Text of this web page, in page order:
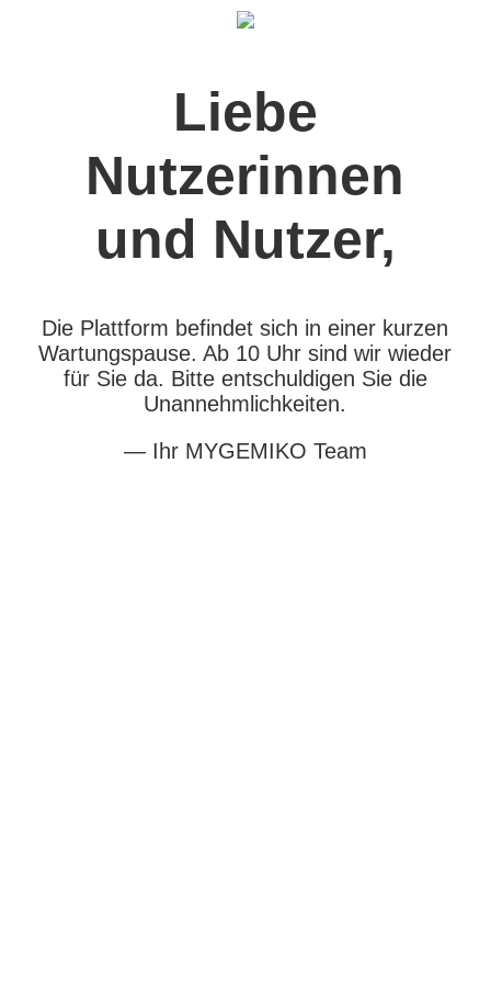
Liebe
Nutzerinnen
und Nutzer,
Die Plattform befindet sich in einer kurzen
Wartungspause. Ab 10 Uhr sind wir wieder
für Sie da. Bitte entschuldigen Sie die
Unannehmlichkeiten.
— Ihr MYGEMIKO Team